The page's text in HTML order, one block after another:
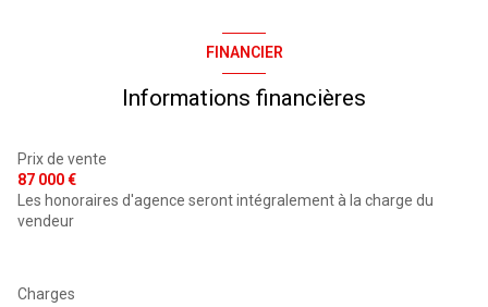
interphone
FINANCIER
Informations financières
Prix de vente
87 000 €
Les honoraires d'agence seront intégralement à la charge du
vendeur
Charges